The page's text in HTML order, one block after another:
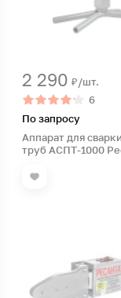
2 290 ₽/шт.
6
По запросу
Аппарат для
труб АСПТ-1000